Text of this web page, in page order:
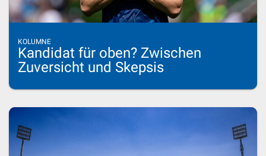
KOLUMNE
Kandidat für oben? Zwischen
Zuversicht und Skepsis